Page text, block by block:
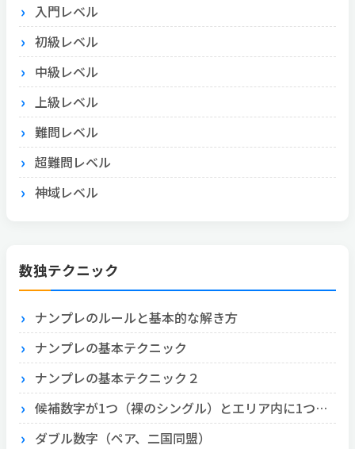
入門レベル
初級レベル
中級レベル
上級レベル
難問レベル
超難問レベル
神域レベル
数独テクニック
ナンプレのルールと基本的な解き方
ナンプレの基本テクニック
ナンプレの基本テクニック２
候補数字が1つ（裸のシングル）とエリア内に1つ（隠れたシングル）
ダブル数字（ペア、二国同盟）